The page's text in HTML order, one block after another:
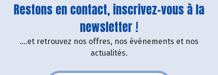
Restons en contact, inscrivez-vous à la
newsletter !
....et retrouvez nos offres, nos événements et nos
actualités.